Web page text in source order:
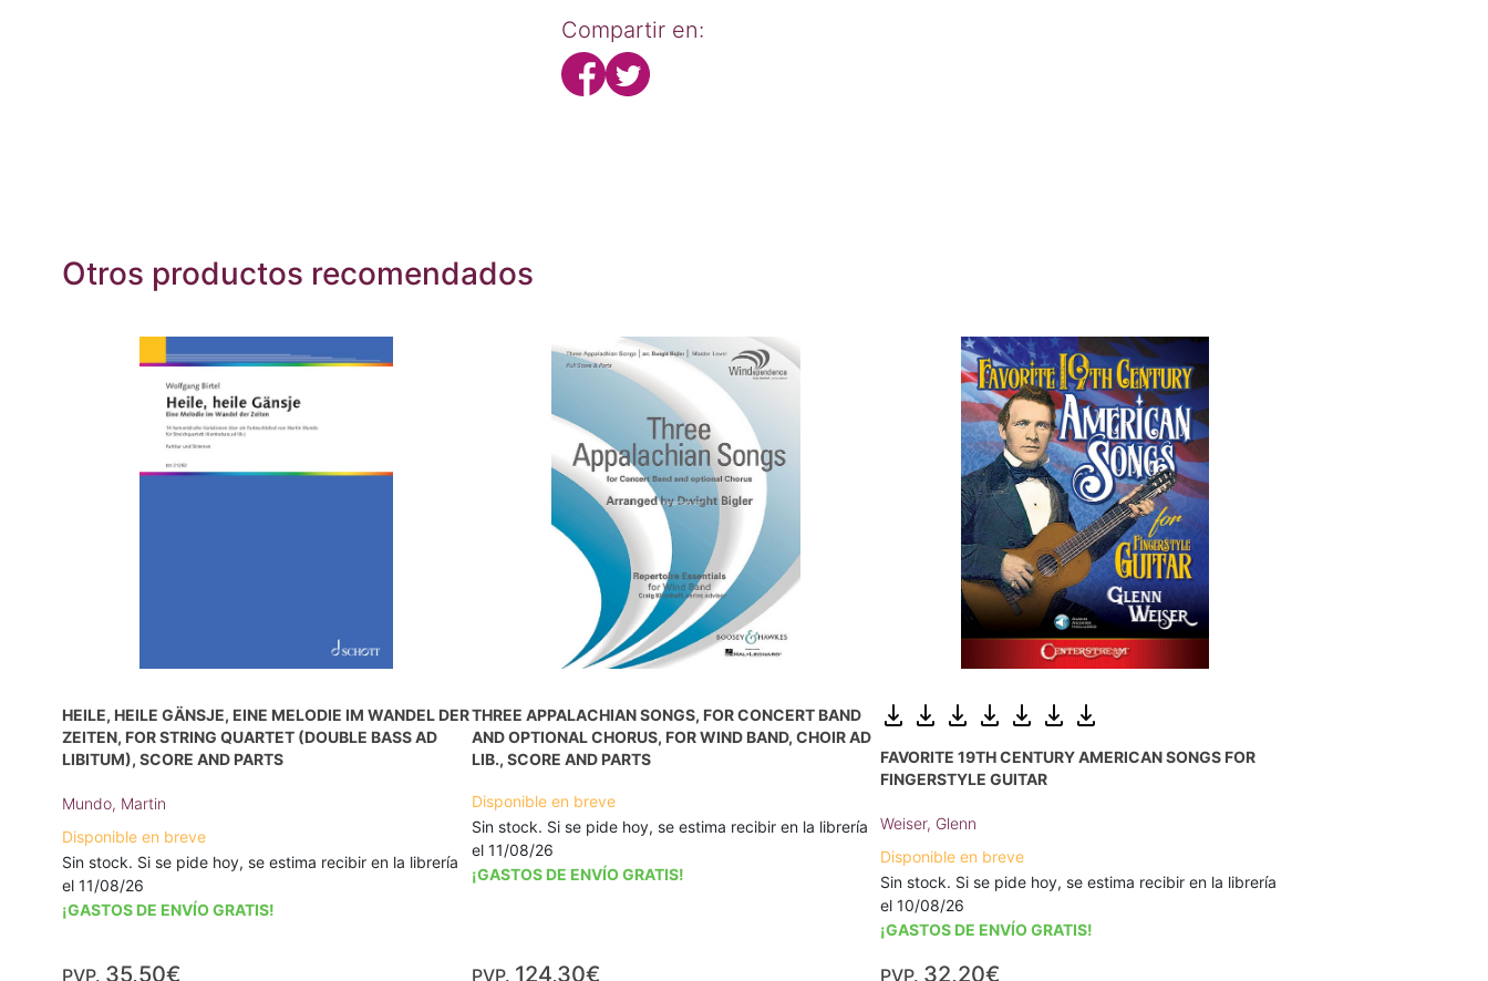
Compartir en:
Otros productos recomendados
HEILE, HEILE GÄNSJE, EINE MELODIE IM WANDEL DER
ZEITEN, FOR STRING QUARTET (DOUBLE BASS AD
LIBITUM), SCORE AND PARTS
Mundo, Martin
Disponible en breve
Sin stock. Si se pide hoy, se estima recibir en la librería
el 11/08/26
¡GASTOS DE ENVÍO GRATIS!
PVP. 35,50€
THREE APPALACHIAN SONGS, FOR CONCERT BAND
AND OPTIONAL CHORUS, FOR WIND BAND, CHOIR AD
LIB., SCORE AND PARTS
Disponible en breve
Sin stock. Si se pide hoy, se estima recibir en la librería
el 11/08/26
¡GASTOS DE ENVÍO GRATIS!
PVP. 124,30€
FAVORITE 19TH CENTURY AMERICAN SONGS FOR
FINGERSTYLE GUITAR
Weiser, Glenn
Disponible en breve
Sin stock. Si se pide hoy, se estima recibir en la librería
el 10/08/26
¡GASTOS DE ENVÍO GRATIS!
PVP. 32,20€